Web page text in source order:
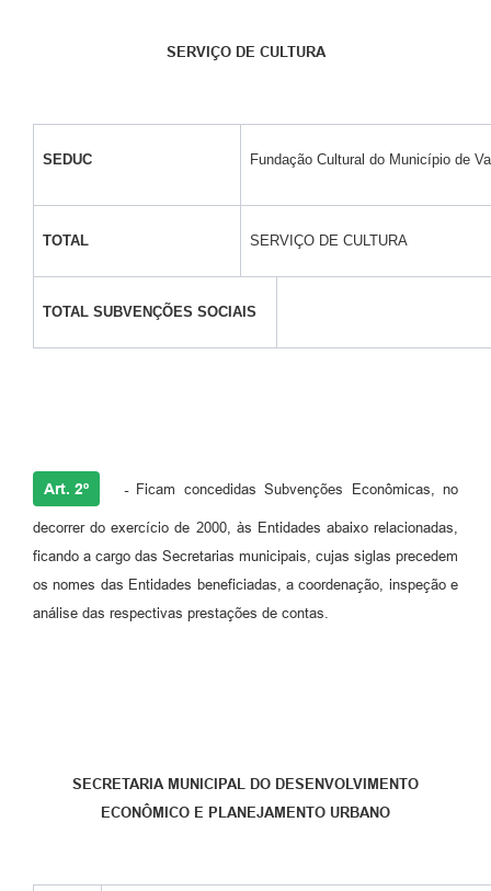
SERVIÇO DE CULTURA
SEDUC Fundação Cultural do Município de
TOTAL SERVIÇO DE CULTURA
TOTAL SUBVENÇÕES SOCIAIS
Art. 2º - Ficam concedidas Subvenções Econômicas, no
decorrer do exercício de 2000, às Entidades abaixo relacionadas,
ficando a cargo das Secretarias municipais, cujas siglas precedem
os nomes das Entidades beneficiadas, a coordenação, inspeção e
análise das respectivas prestações de contas.
SECRETARIA MUNICIPAL DO DESENVOLVIMENTO
ECONÔMICO E PLANEJAMENTO URBANO